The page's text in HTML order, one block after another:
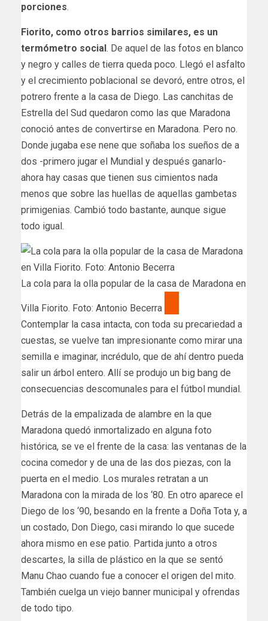
porciones.
Fiorito, como otros barrios similares, es un
termómetro social. De aquel de las fotos en blanco
y negro y calles de tierra queda poco. Llegó el asfalto
y el crecimiento poblacional se devoró, entre otros, el
potrero frente a la casa de Diego. Las canchitas de
Estrella del Sud quedaron como las que Maradona
conoció antes de convertirse en Maradona. Pero no.
Donde jugaba ese nene que soñaba los sueños de a
dos -primero jugar el Mundial y después ganarlo-
ahora hay casas que tienen sus cimientos nada
menos que sobre las huellas de aquellas gambetas
primigenias. Cambió todo bastante, aunque sigue
todo igual.
La cola para la olla popular de la casa de Maradona en
Villa Fiorito. Foto: Antonio Becerra
Contemplar la casa intacta, con toda su precariedad a
cuestas, se vuelve tan impresionante como mirar una
semilla e imaginar, incrédulo, que de ahí dentro pueda
salir un árbol entero. Allí se produjo un big bang de
consecuencias descomunales para el fútbol mundial.
Detrás de la empalizada de alambre en la que
Maradona quedó inmortalizado en alguna foto
histórica, se ve el frente de la casa: las ventanas de la
cocina comedor y de una de las dos piezas, con la
puerta en el medio. Los murales retratan a un
Maradona con la mirada de los ‘80. En otro aparece el
Diego de los ‘90, besando en la frente a Doña Tota y, a
un costado, Don Diego, casi mirando lo que sucede
ahora mismo en ese patio. Partida junto a otros
descartes, la silla de plástico en la que se sentó
Manu Chao cuando fue a conocer el origen del mito.
También cuelga un viejo banner municipal y ofrendas
de todo tipo.